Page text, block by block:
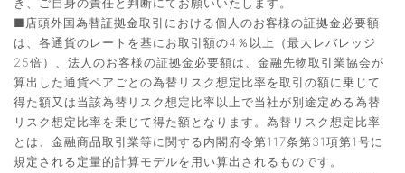
■店頭外国為替証拠金取引における個人のお客様の証拠金必要額
は、各通貨のレートを基にお取引額の4％以上（最大レバレッジ
25倍）、法人のお客様の証拠金必要額は、金融先物取引業協会が
算出した通貨ペアごとの為替リスク想定比率を取引の額に乗じて
得た額又は当該為替リスク想定比率以上で当社が別途定める為替
リスク想定比率を乗じて得た額となります。為替リスク想定比率
とは、金融商品取引業等に関する内閣府令第117条第31項第1号に
規定される定量的計算モデルを用い算出されるものです。